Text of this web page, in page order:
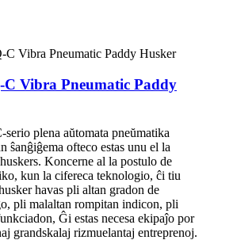
Vibra Pneumatic Paddy
plena aŭtomata pneŭmatika
ŝanĝiĝema ofteco estas unu el la
Koncerne al la postulo de
kun la cifereca teknologio, ĉi tiu
havas pli altan gradon de
pli malaltan rompitan indicon, pli
Ĝi estas necesa ekipaĵo por
grandskalaj rizmuelantaj entreprenoj.